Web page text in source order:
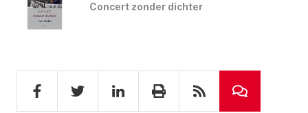
Concert zonder dichter